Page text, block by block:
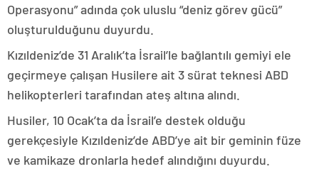
Operasyonu” adında çok uluslu “deniz görev gücü”
oluşturulduğunu duyurdu.
Kızıldeniz’de 31 Aralık’ta İsrail’le bağlantılı gemiyi ele
geçirmeye çalışan Husilere ait 3 sürat teknesi ABD
helikopterleri tarafından ateş altına alındı.
Husiler, 10 Ocak’ta da İsrail’e destek olduğu
gerekçesiyle Kızıldeniz’de ABD’ye ait bir geminin füze
ve kamikaze dronlarla hedef alındığını duyurdu.